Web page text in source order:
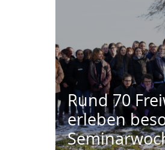
Rund 70
erleben